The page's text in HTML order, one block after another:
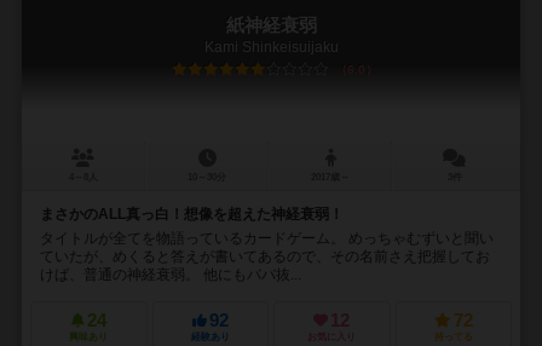
紙神経衰弱
Kami Shinkeisuijaku
6.0
まさかのALL真っ白！想像を超えた神経衰弱！
タイトルが全てを物語っているカードゲーム。 めっちゃむずいと聞い
ていたが、めくると答えが書いてあるので、その名前さえ把握してお
けば、普通の神経衰弱。 他にもババ抜...
24
興味あり
92
経験あり
12
お気に入り
72
持ってる